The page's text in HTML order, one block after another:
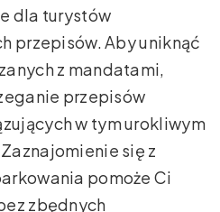
dla turystów
przepisów. Aby uniknąć
z mandatami,
przepisów
w tym urokliwym
się z
pomoże Ci
zbędnych